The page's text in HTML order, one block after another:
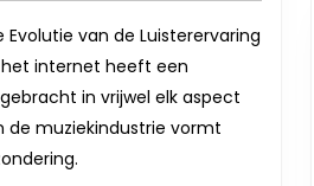
Online:
Een
Nieuw
Tijdperk
van
Evolutie van de Luisterervaring
internet heeft een
in vrijwel elk aspect
de muziekindustrie vormt